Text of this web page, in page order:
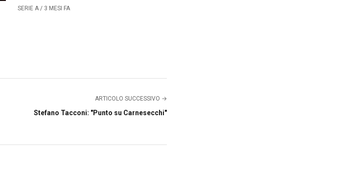
SERIE A / 3 MESI FA
ARTICOLO SUCCESSIVO →
Stefano Tacconi: "Punto su Carnesecchi"